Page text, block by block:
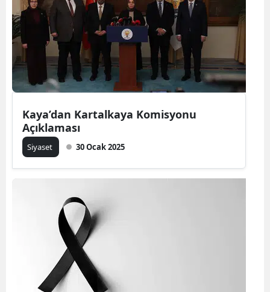
Aksaray
Bayburt
Karaman
Kırıkkale
Ardahan
Kaya’dan Kartalkaya Komisyonu
Açıklaması
Siyaset 30 Ocak 2025